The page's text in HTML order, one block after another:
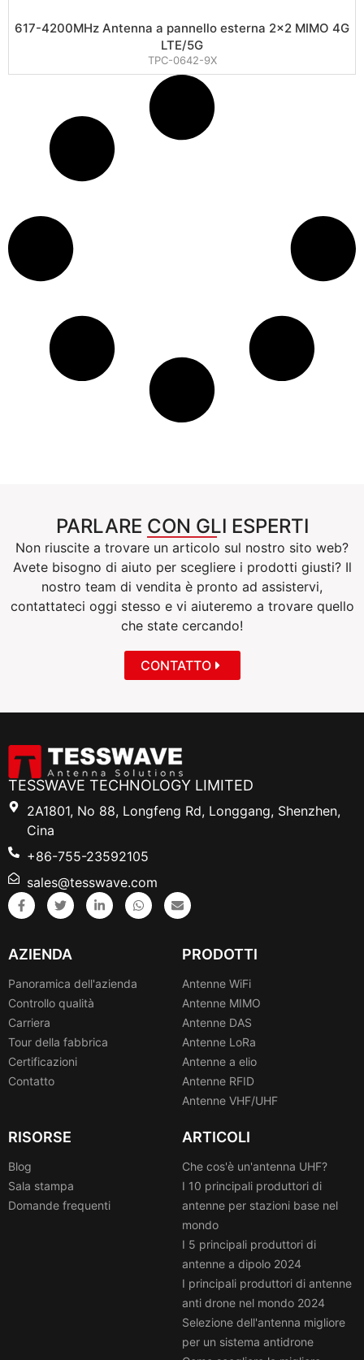
617-4200MHz Antenna a pannello esterna 2×2 MIMO 4G
LTE/5G
TPC-0642-9X
PARLARE CON GLI ESPERTI
Non riuscite a trovare un articolo sul nostro sito web?
Avete bisogno di aiuto per scegliere i prodotti giusti? Il
nostro team di vendita è pronto ad assistervi,
contattateci oggi stesso e vi aiuteremo a trovare quello
che state cercando!
CONTATTO
TESSWAVE TECHNOLOGY LIMITED
2A1801, No 88, Longfeng Rd, Longgang, Shenzhen,
Cina
+86-755-23592105
sales@tesswave.com
AZIENDA
Panoramica dell'azienda
Controllo qualità
Carriera
Tour della fabbrica
Certificazioni
Contatto
PRODOTTI
Antenne WiFi
Antenne MIMO
Antenne DAS
Antenne LoRa
Antenne a elio
Antenne RFID
Antenne VHF/UHF
RISORSE
Blog
Sala stampa
Domande frequenti
ARTICOLI
Che cos'è un'antenna UHF?
I 10 principali produttori di
antenne per stazioni base nel
mondo
I 5 principali produttori di
antenne a dipolo 2024
I principali produttori di antenne
anti drone nel mondo 2024
Selezione dell'antenna migliore
per un sistema antidrone